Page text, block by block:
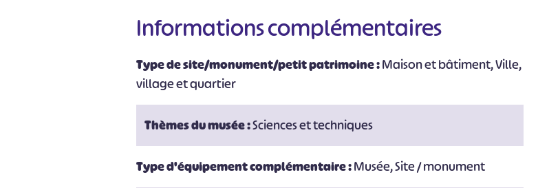
Informations complémentaires
Type de site/monument/petit patrimoine :Maison et bâtiment, Ville,
village et quartier
Thèmes du musée :Sciences et techniques
Type d'équipement complémentaire :Musée, Site / monument
#